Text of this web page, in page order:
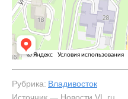
Рубрика: Владивосток